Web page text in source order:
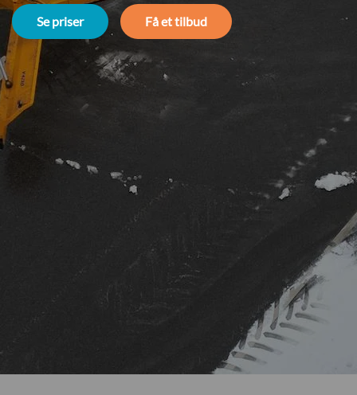
Se priser Få et tilbud